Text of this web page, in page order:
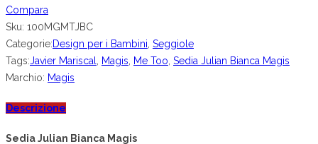
Compara
Sku: 100MGMTJBC
Categorie:Design per i Bambini, Seggiole
Tags:Javier Mariscal, Magis, Me Too, Sedia Julian Bianca Magis
Marchio: Magis
Descrizione
Sedia Julian Bianca Magis